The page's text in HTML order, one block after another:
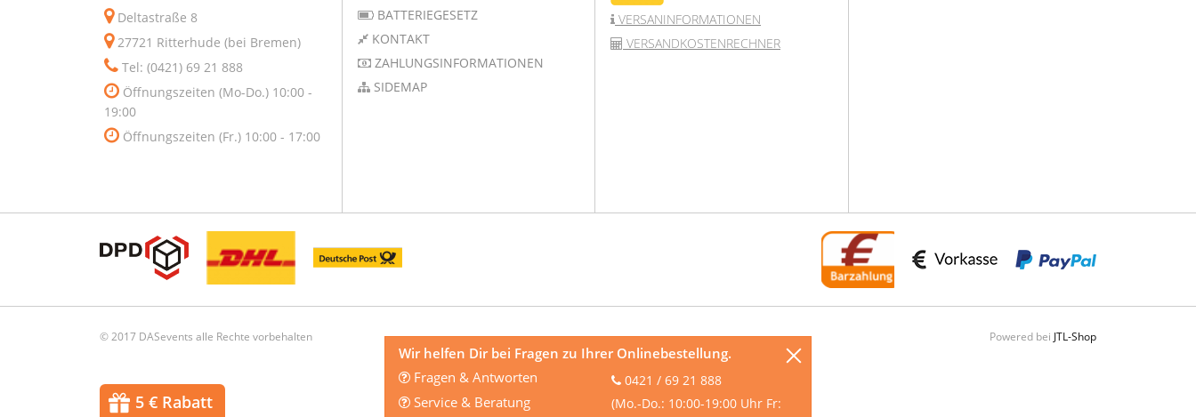
Deltastraße 8
27721 Ritterhude (bei Bremen)
Tel: (0421) 69 21 888
Öffnungszeiten (Mo-Do.) 10:00 -
19:00
Öffnungszeiten (Fr.) 10:00 - 17:00
BATTERIEGESETZ
KONTAKT
ZAHLUNGSINFORMATIONEN
SIDEMAP
VERSANINFORMATIONEN
VERSANDKOSTENRECHNER
© 2017 DASevents alle Rechte vorbehalten Powered bei JTL-Shop
Wir helfen Dir bei Fragen zu Ihrer Onlinebestellung.
Fragen & Antworten
Service & Beratung
0421 / 69 21 888
(Mo.-Do.: 10:00-19:00 Uhr Fr:
5 € Rabatt